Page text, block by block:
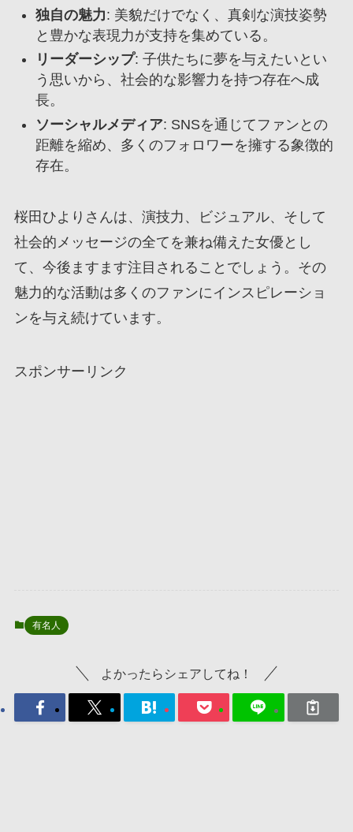
独自の魅力: 美貌だけでなく、真剣な演技姿勢
と豊かな表現力が支持を集めている。
リーダーシップ: 子供たちに夢を与えたいとい
う思いから、社会的な影響力を持つ存在へ成
長。
ソーシャルメディア: SNSを通じてファンとの
距離を縮め、多くのフォロワーを擁する象徴的
存在。
桜田ひよりさんは、演技力、ビジュアル、そして
社会的メッセージの全てを兼ね備えた女優とし
て、今後ますます注目されることでしょう。その
魅力的な活動は多くのファンにインスピレーショ
ンを与え続けています。
スポンサーリンク
有名人
よかったらシェアしてね！